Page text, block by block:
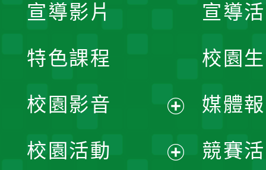
宣導
校園
媒體
競賽
宣導影片
特色課程
校園影音
開
校園活動